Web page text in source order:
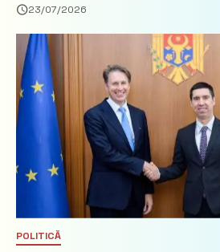
23/07/2026
POLITICĂ